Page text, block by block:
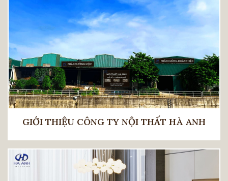
GIỚI THIỆU CÔNG TY NỘI THẤT HÀ ANH